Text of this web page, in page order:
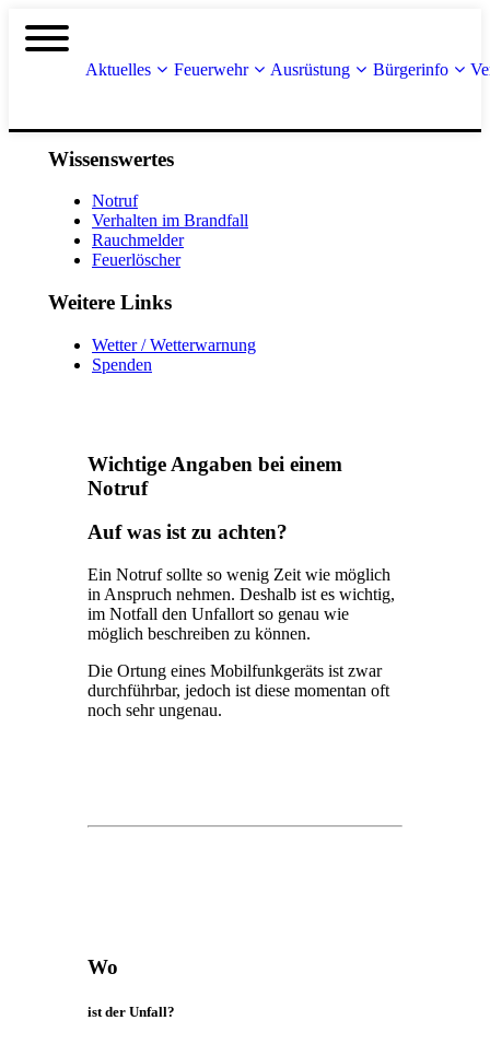
Aktuelles Feuerwehr Ausrüstung Bürgerinfo
Wissenswertes
Notruf
Verhalten im Brandfall
Rauchmelder
Feuerlöscher
Weitere Links
Wetter / Wetterwarnung
Spenden
Wichtige Angaben bei einem
Notruf
Auf was ist zu achten?
Ein Notruf sollte so wenig Zeit wie möglich
in Anspruch nehmen. Deshalb ist es wichtig,
im Notfall den Unfallort so genau wie
möglich beschreiben zu können.
Die Ortung eines Mobilfunkgeräts ist zwar
durchführbar, jedoch ist diese momentan oft
noch sehr ungenau.
Wo
ist der Unfall?